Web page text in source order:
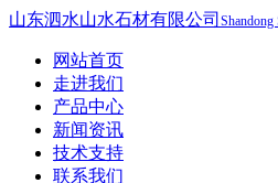
山东泗水山水石材有限公司 Shandong
网站首页
走进我们
产品中心
新闻资讯
技术支持
联系我们